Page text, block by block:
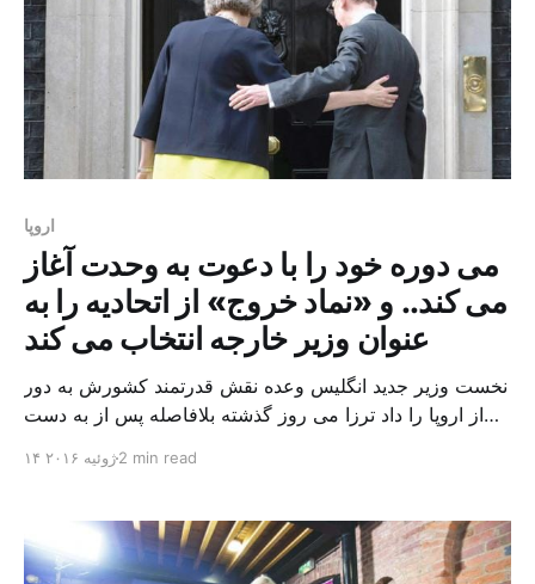
اروپا
می دوره خود را با دعوت به وحدت آغاز
می کند.. و «نماد خروج» از اتحادیه را به
عنوان وزیر خارجه انتخاب می کند
نخست وزیر جدید انگلیس وعده نقش قدرتمند کشورش به دور
از اروپا را داد ترزا می روز گذشته بلافاصله پس از به دست
دولتی به نمایندگی از تمامی مناطق، کشور را متحد کند، و
۱۴ ژوئیه ۲۰۱۶2 min read